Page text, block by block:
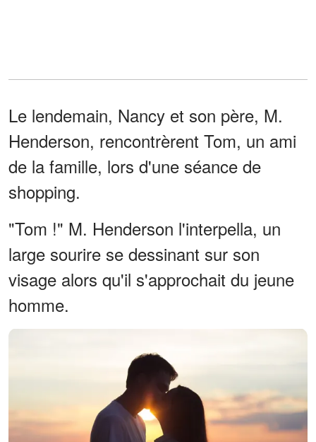
Le lendemain, Nancy et son père, M.
Henderson, rencontrèrent Tom, un ami
de la famille, lors d'une séance de
shopping.
"Tom !" M. Henderson l'interpella, un
large sourire se dessinant sur son
visage alors qu'il s'approchait du jeune
homme.